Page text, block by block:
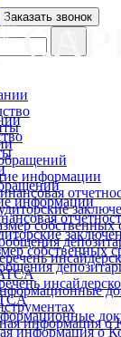
информации
собственных
информация о
Заказать звонок
информации
собственных
информация о